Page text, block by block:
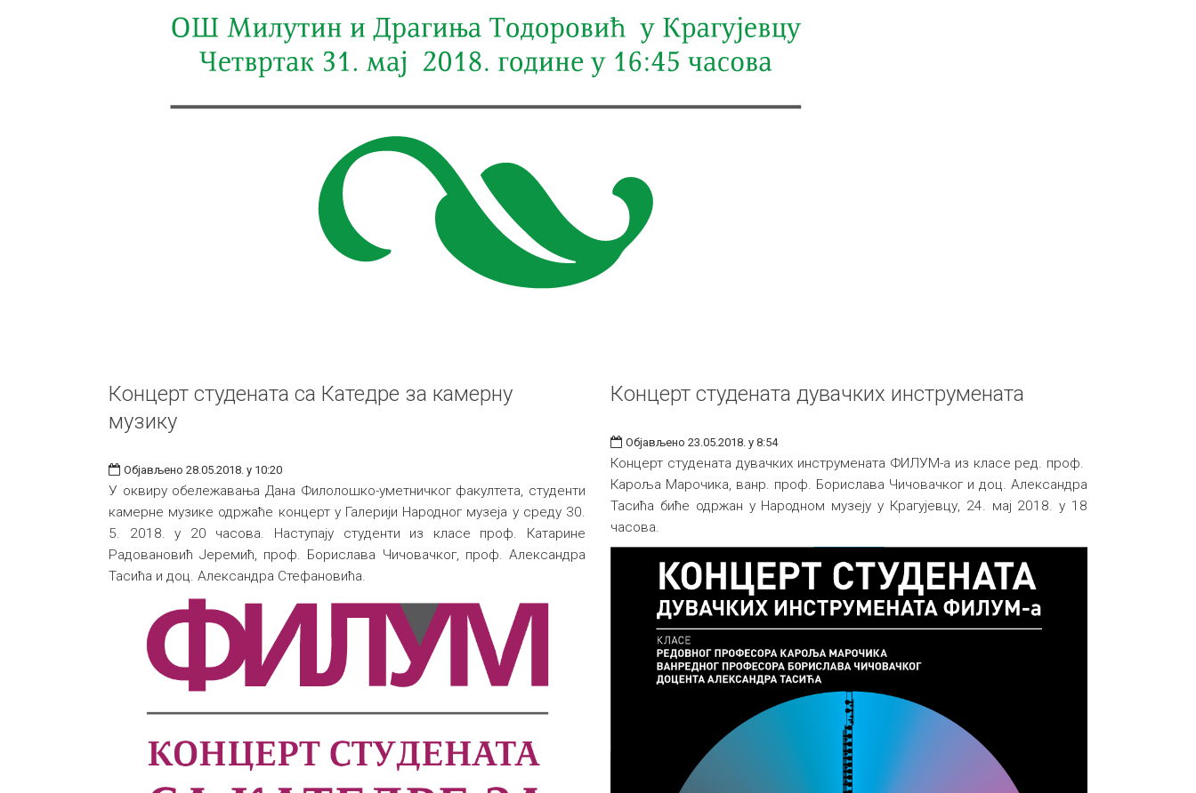
Концерт студената са Катедре за камерну
музику
Објављено 28.05.2018. у 10:20
У оквиру обележавања Дана Филолошко-уметничког факултета, студенти
камерне музике одржаће концерт у Галерији Народног музеја у среду 30.
5. 2018. у 20 часова. Наступају студенти из класе проф. Катарине
Радовановић Јеремић, проф. Борислава Чичовачког, проф. Александра
Тасића и доц. Александра Стефановића.
Концерт студената дувачких инструмената
Објављено 23.05.2018. у 8:54
Концерт студената дувачких инструмената ФИЛУМ-а из класе ред. проф.
Кароља Марочика, ванр. проф. Борислава Чичовачког и доц. Александра
Тасића биће одржан у Народном музеју у Крагујевцу, 24. мај 2018. у 18
часова.